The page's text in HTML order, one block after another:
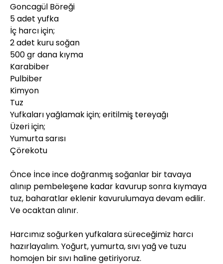
Goncagül Böreği
5 adet yufka
İç harcı için;
2 adet kuru soğan
500 gr dana kıyma
Karabiber
Pulbiber
Kimyon
Tuz
Yufkaları yağlamak için; eritilmiş tereyağı
Üzeri için;
Yumurta sarısı
Çörekotu
Önce İnce ince doğranmış soğanlar bir tavaya
alınıp pembeleşene kadar kavurup sonra kıymaya
tuz, baharatlar eklenir kavurulumaya devam edilir.
Ve ocaktan alınır.
Harcımız soğurken yufkalara süreceğimiz harcı
hazırlayalım. Yoğurt, yumurta, sıvı yağ ve tuzu
homojen bir sıvı haline getiriyoruz.